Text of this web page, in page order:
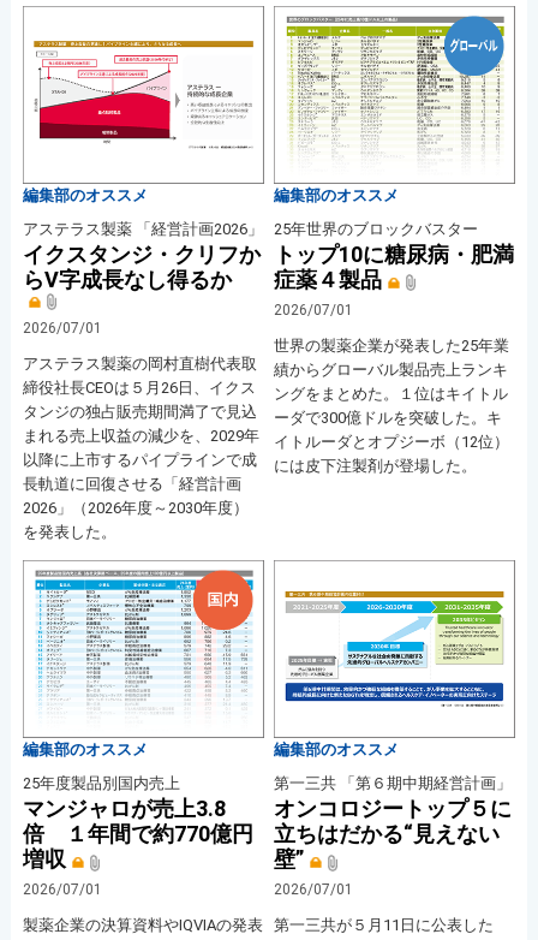
編集部のオススメ
アステラス製薬 「経営計画2026」
イクスタンジ・クリフか
らV字成長なし得るか
2026/07/01
アステラス製薬の岡村直樹代表取
締役社長CEOは５月26日、イクス
タンジの独占販売期間満了で見込
まれる売上収益の減少を、2029年
以降に上市するパイプラインで成
長軌道に回復させる「経営計画
2026」（2026年度～2030年度）
を発表した。
編集部のオススメ
25年世界のブロックバスター
トップ10に糖尿病・肥満
症薬４製品
2026/07/01
世界の製薬企業が発表した25年業
績からグローバル製品売上ランキ
ングをまとめた。１位はキイトル
ーダで300億ドルを突破した。キ
イトルーダとオプジーボ（12位）
には皮下注製剤が登場した。
編集部のオススメ
25年度製品別国内売上
マンジャロが売上3.8
倍 １年間で約770億円
増収
2026/07/01
製薬企業の決算資料やIQVIAの発表
編集部のオススメ
第一三共 「第６期中期経営計画」
オンコロジートップ５に
立ちはだかる“見えない
壁”
2026/07/01
第一三共が５月11日に公表した